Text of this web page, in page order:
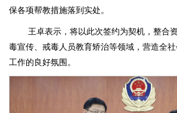
保各项帮教措施落到实处。
王卓表示，将以此次签约为契机，整合资
毒宣传、戒毒人员教育矫治等领域，营造全
工作的良好氛围。